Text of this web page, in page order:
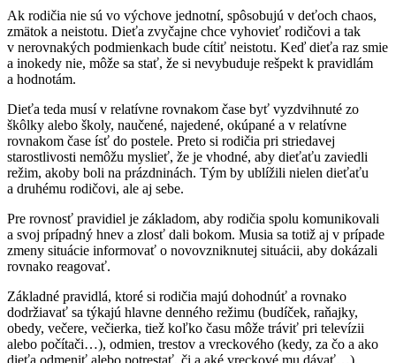
Ak rodičia nie sú vo výchove jednotní, spôsobujú v deťoch chaos,
zmätok a neistotu. Dieťa zvyčajne chce vyhovieť rodičovi a tak
v nerovnakých podmienkach bude cítiť neistotu. Keď dieťa raz smie
a inokedy nie, môže sa stať, že si nevybuduje rešpekt k pravidlám
a hodnotám.
Dieťa teda musí v relatívne rovnakom čase byť vyzdvihnuté zo
škôlky alebo školy, naučené, najedené, okúpané a v relatívne
rovnakom čase ísť do postele. Preto si rodičia pri striedavej
starostlivosti nemôžu myslieť, že je vhodné, aby dieťaťu zaviedli
režim, akoby boli na prázdninách. Tým by ublížili nielen dieťaťu
a druhému rodičovi, ale aj sebe.
Pre rovnosť pravidiel je základom, aby rodičia spolu komunikovali
a svoj prípadný hnev a zlosť dali bokom. Musia sa totiž aj v prípade
zmeny situácie informovať o novovzniknutej situácii, aby dokázali
rovnako reagovať.
Základné pravidlá, ktoré si rodičia majú dohodnúť a rovnako
dodržiavať sa týkajú hlavne denného režimu (budíček, raňajky,
obedy, večere, večierka, tiež koľko času môže tráviť pri televízii
alebo počítači…), odmien, trestov a vreckového (kedy, za čo a ako
dieťa odmeniť alebo potrestať, či a aké vreckové mu dávať…),